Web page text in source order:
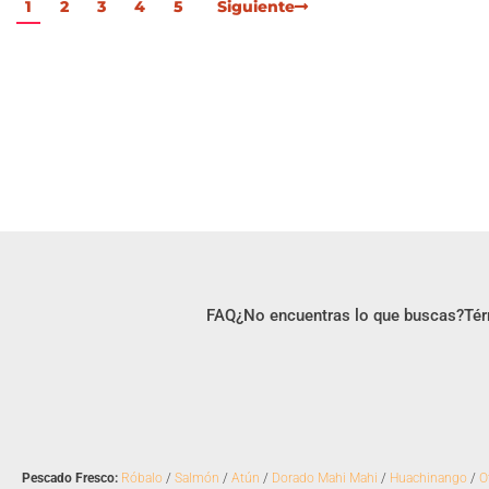
1 2 3 4 5 Siguiente
FAQ¿No encuentras lo que buscas?
Pescado Fresco: Róbalo / Salmón / Atún / Dorado Mahi Mahi / Huachinango /